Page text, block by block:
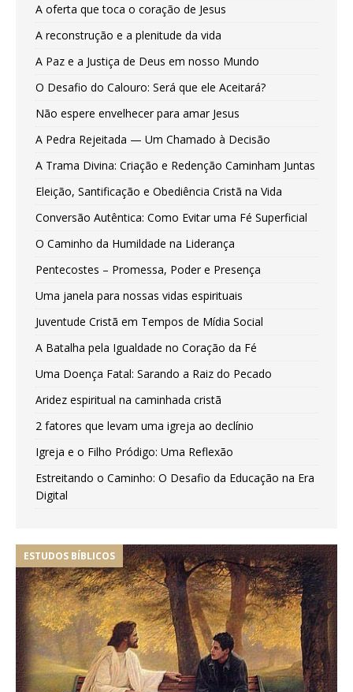
A oferta que toca o coração de Jesus
A reconstrução e a plenitude da vida
A Paz e a Justiça de Deus em nosso Mundo
O Desafio do Calouro: Será que ele Aceitará?
Não espere envelhecer para amar Jesus
A Pedra Rejeitada — Um Chamado à Decisão
A Trama Divina: Criação e Redenção Caminham Juntas
Eleição, Santificação e Obediência Cristã na Vida
Conversão Autêntica: Como Evitar uma Fé Superficial
O Caminho da Humildade na Liderança
Pentecostes – Promessa, Poder e Presença
Uma janela para nossas vidas espirituais
Juventude Cristã em Tempos de Mídia Social
A Batalha pela Igualdade no Coração da Fé
Uma Doença Fatal: Sarando a Raiz do Pecado
Aridez espiritual na caminhada cristã
2 fatores que levam uma igreja ao declínio
Igreja e o Filho Pródigo: Uma Reflexão
Estreitando o Caminho: O Desafio da Educação na Era
Digital
ESTUDOS BÍBLICOS